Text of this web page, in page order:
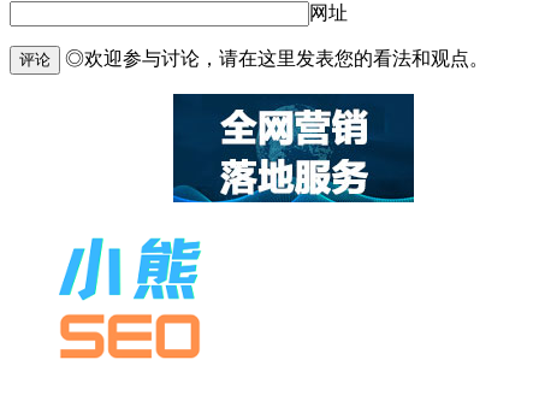
网址
评论 ◎欢迎参与讨论，请在这里发表您的看法和观点。